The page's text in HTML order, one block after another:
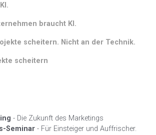
braucht KI.
scheitern. Nicht an der Technik.
scheitern
- Die Zukunft des Marketings
Seminar - Für Einsteiger und Auffrischer.